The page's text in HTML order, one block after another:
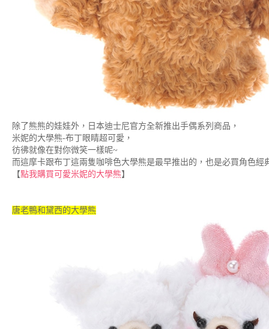
除了熊熊的娃娃外，日本迪士尼官方全新推出手偶系列商品，
米妮的大學熊-布丁眼睛超可愛，
彷彿就像在對你微笑一樣呢~
而這摩卡跟布丁這兩隻咖啡色大學熊是最早推出的，也是必買角色經
【點我購買可愛米妮的大學熊】
唐老鴨和黛西的大學熊